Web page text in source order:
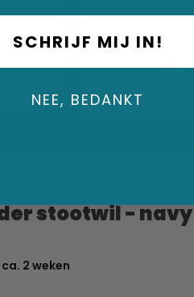
Polyester
3,95
stootwil - navy
2 weken
SCHRIJF MIJ IN!
NEE, BEDANKT